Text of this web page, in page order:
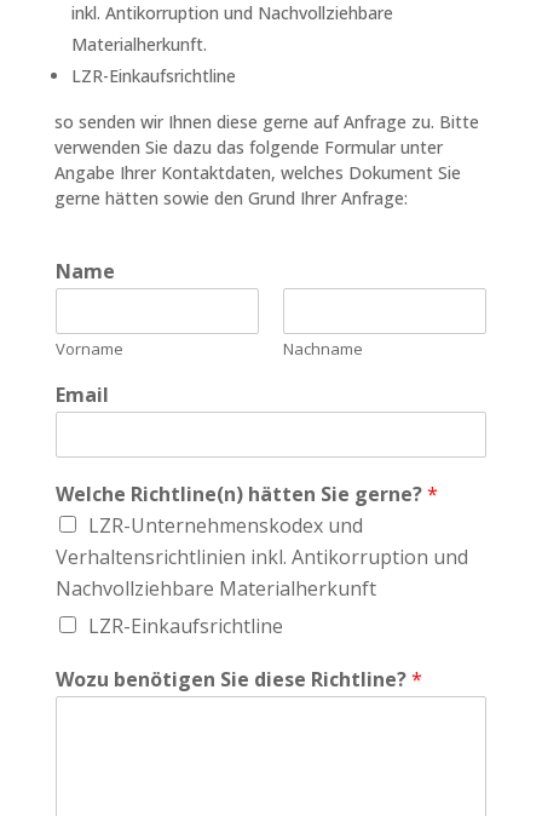
inkl. Antikorruption und Nachvollziehbare
Materialherkunft.
LZR-Einkaufsrichtline
so senden wir Ihnen diese gerne auf Anfrage zu. Bitte
verwenden Sie dazu das folgende Formular unter
Angabe Ihrer Kontaktdaten, welches Dokument Sie
gerne hätten sowie den Grund Ihrer Anfrage:
Name
Vorname Nachname
Email
Welche Richtline(n) hätten Sie gerne?*
LZR-Unternehmenskodex und
Verhaltensrichtlinien inkl. Antikorruption und
Nachvollziehbare Materialherkunft
LZR-Einkaufsrichtline
Wozu benötigen Sie diese Richtline?*